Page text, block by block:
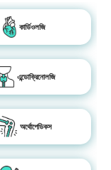
কার্ডিওলজি
এন্ডোক্রিনোলজি
অর্থোপেডিকস